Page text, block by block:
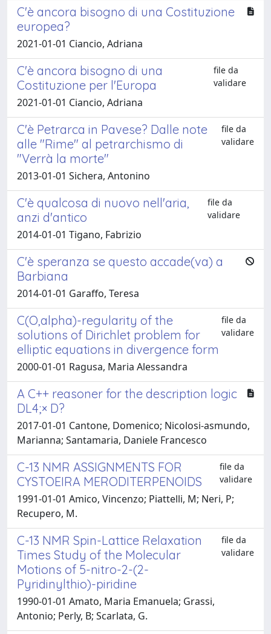
C'è ancora bisogno di una Costituzione
europea?
2021-01-01 Ciancio, Adriana
C'è ancora bisogno di una
Costituzione per l'Europa
file da
validare
2021-01-01 Ciancio, Adriana
C'è Petrarca in Pavese? Dalle note
alle "Rime" al petrarchismo di
"Verrà la morte"
file da
validare
2013-01-01 Sichera, Antonino
C'è qualcosa di nuovo nell'aria,
anzi d'antico
file da
validare
2014-01-01 Tigano, Fabrizio
C'è speranza se questo accade(va) a
Barbiana
2014-01-01 Garaffo, Teresa
C(O,alpha)-regularity of the
solutions of Dirichlet problem for
elliptic equations in divergence form
file da
validare
2000-01-01 Ragusa, Maria Alessandra
A C++ reasoner for the description logic
DL4;× D?
2017-01-01 Cantone, Domenico; Nicolosi-asmundo,
Marianna; Santamaria, Daniele Francesco
C-13 NMR ASSIGNMENTS FOR
CYSTOEIRA MERODITERPENOIDS
file da
validare
1991-01-01 Amico, Vincenzo; Piattelli, M; Neri, P;
Recupero, M.
C-13 NMR Spin-Lattice Relaxation
Times Study of the Molecular
Motions of 5-nitro-2-(2-
Pyridinylthio)-piridine
file da
validare
1990-01-01 Amato, Maria Emanuela; Grassi,
Antonio; Perly, B; Scarlata, G.